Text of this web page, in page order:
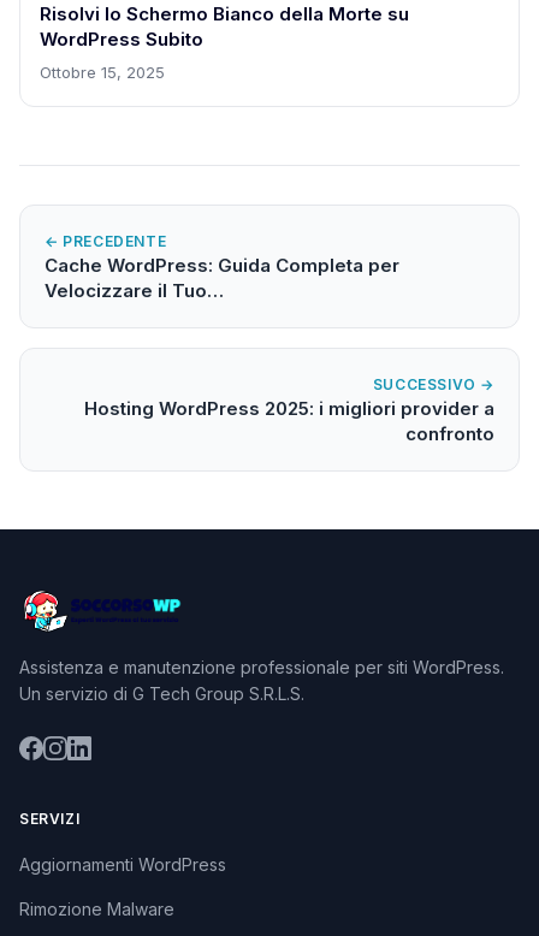
Risolvi lo Schermo Bianco della Morte su
WordPress Subito
Ottobre 15, 2025
← PRECEDENTE
Cache WordPress: Guida Completa per
Velocizzare il Tuo…
SUCCESSIVO →
Hosting WordPress 2025: i migliori provider a
confronto
Assistenza e manutenzione professionale per siti WordPress.
Un servizio di G Tech Group S.R.L.S.
SERVIZI
Aggiornamenti WordPress
Rimozione Malware